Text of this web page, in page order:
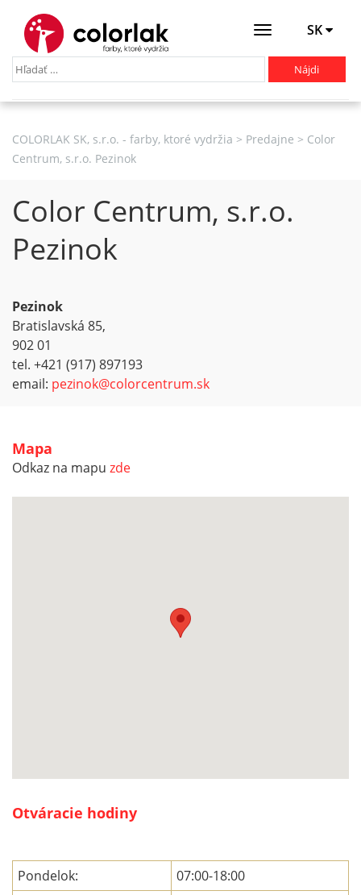
SK
Otevřít
menu
COLORLAK SK, s.r.o. - farby, ktoré vydržia > Predajne > Color
Centrum, s.r.o. Pezinok
Color Centrum, s.r.o.
Pezinok
Pezinok
Bratislavská 85,
902 01
tel. +421 (917) 897193
email: pezinok@colorcentrum.sk
Mapa
Odkaz na mapu zde
Otváracie hodiny
Pondelok:
07:00-18:00